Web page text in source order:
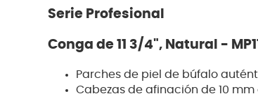
Serie Profesional
Conga de 11 3/4", Natural -
Parches de piel de búfalo
Cabezas de afinación de 10 mm